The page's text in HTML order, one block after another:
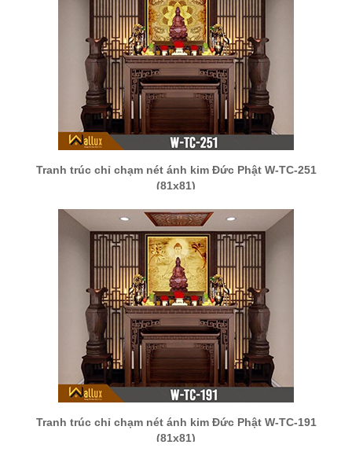
Tranh trúc chỉ chạm nét ánh kim Đức Phật W-TC-251
(81x81)
Tranh trúc chỉ chạm nét ánh kim Đức Phật W-TC-191
(81x81)